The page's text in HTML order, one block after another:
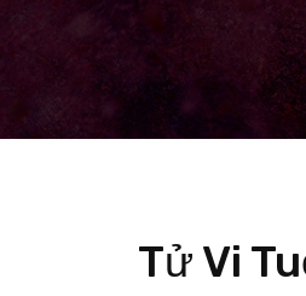
Tử Vi